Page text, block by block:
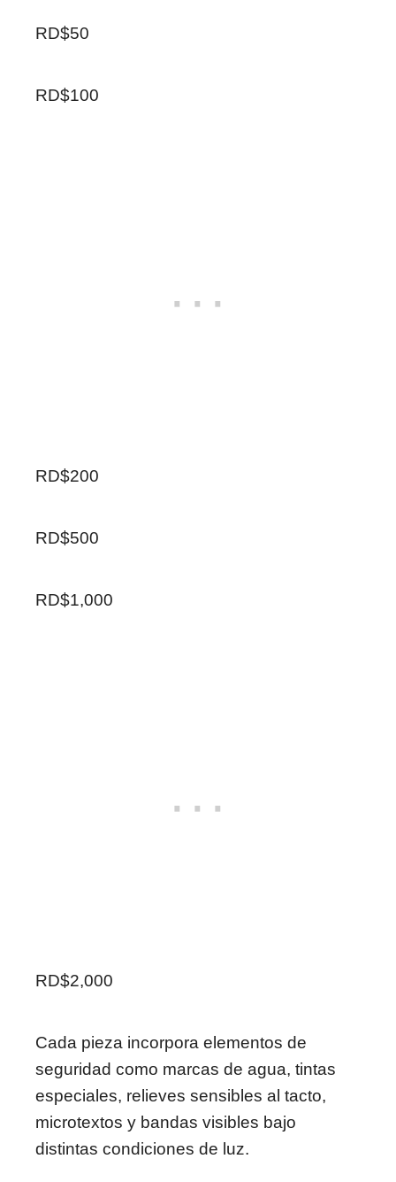
RD$50
RD$100
RD$200
RD$500
RD$1,000
RD$2,000
Cada pieza incorpora elementos de
seguridad como marcas de agua, tintas
especiales, relieves sensibles al tacto,
microtextos y bandas visibles bajo
distintas condiciones de luz.